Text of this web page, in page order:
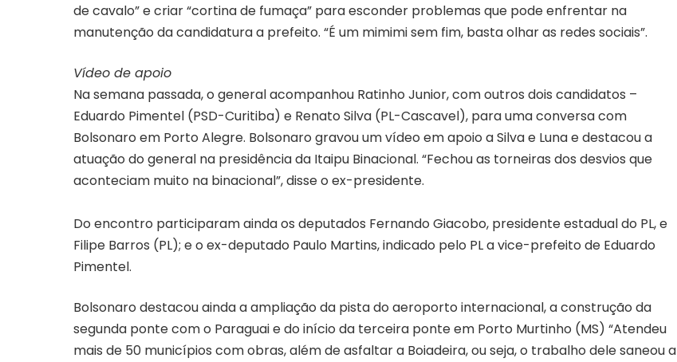
de cavalo” e criar “cortina de fumaça” para esconder problemas que pode enfrentar na
manutenção da candidatura a prefeito. “É um mimimi sem fim, basta olhar as redes sociais”.
Vídeo de apoio
Na semana passada, o general acompanhou Ratinho Junior, com outros dois candidatos –
Eduardo Pimentel (PSD-Curitiba) e Renato Silva (PL-Cascavel), para uma conversa com
Bolsonaro em Porto Alegre. Bolsonaro gravou um vídeo em apoio a Silva e Luna e destacou a
atuação do general na presidência da Itaipu Binacional. “Fechou as torneiras dos desvios que
aconteciam muito na binacional”, disse o ex-presidente.
Do encontro participaram ainda os deputados Fernando Giacobo, presidente estadual do PL, e
Filipe Barros (PL); e o ex-deputado Paulo Martins, indicado pelo PL a vice-prefeito de Eduardo
Pimentel.
Bolsonaro destacou ainda a ampliação da pista do aeroporto internacional, a construção da
segunda ponte com o Paraguai e do início da terceira ponte em Porto Murtinho (MS) “Atendeu
mais de 50 municípios com obras, além de asfaltar a Boiadeira, ou seja, o trabalho dele saneou a